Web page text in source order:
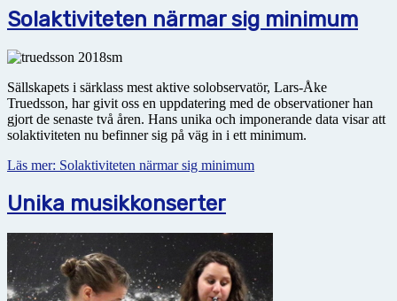
Solaktiviteten närmar sig minimum
Sällskapets i särklass mest aktive solobservatör, Lars-Åke
Truedsson, har givit oss en uppdatering med de observationer han
gjort de senaste två åren. Hans unika och imponerande data visar att
solaktiviteten nu befinner sig på väg in i ett minimum.
Läs mer: Solaktiviteten närmar sig minimum
Unika musikkonserter